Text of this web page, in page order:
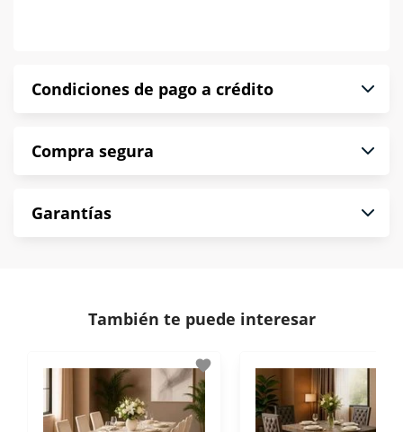
Condiciones de pago a crédito
puntualmente. Al finalizar tu compra generas el
*Sujeto a aprobación de crédito conforme a
norma de Muebles América.
Compra segura
compra es segura de principio a fin.
- Certificados de seguridad SSL y Encriptación 3D.
disposiciones legales y Códigos de Ética de la
Asociación Mexicana de Internet (AIMX).
- Nos encontramos en la lista de socios Activos de
la Asociación de Internet.MX.
Garantías
También te puede interesar
favorite